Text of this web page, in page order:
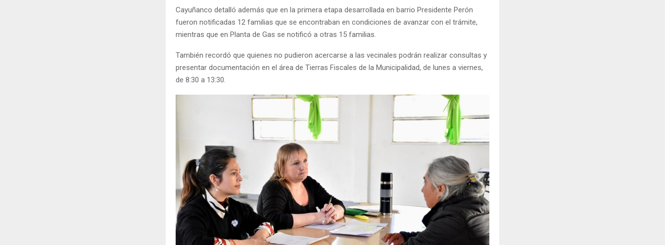
Cayuñanco detalló además que en la primera etapa desarrollada en barrio Presidente Perón
fueron notificadas 12 familias que se encontraban en condiciones de avanzar con el trámite,
mientras que en Planta de Gas se notificó a otras 15 familias.
También recordó que quienes no pudieron acercarse a las vecinales podrán realizar consultas y
presentar documentación en el área de Tierras Fiscales de la Municipalidad, de lunes a viernes,
de 8:30 a 13:30.